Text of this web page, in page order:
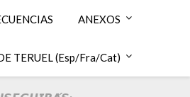
ANEXOS
TERUEL (Esp/Fra/Cat)